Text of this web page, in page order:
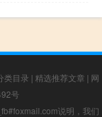
类目录 | 精选推荐文章 | 网
号
说明，我们